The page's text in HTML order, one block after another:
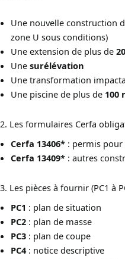
Une nouvelle construction
zone U sous conditions)
Une extension de plus de
Une surélévation
Une transformation
Une piscine de plus de 100
2. Les formulaires Cerfa
Cerfa 13406*: permis pour
Cerfa 13409*: autres
3. Les pièces à fournir (PC1 à
PC1 : plan de situation
PC2: plan de masse
PC3: plan de coupe
PC4: notice descriptive